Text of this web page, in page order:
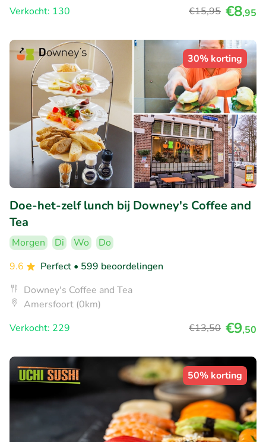
Verkocht: 130
€15,95 €8,95
30% korting
Doe-het-zelf lunch bij Downey's Coffee and
Tea
Morgen Di Wo
Do
9.6
Perfect • 599 beoordelingen
Downey's Coffee and Tea
Amersfoort (0km)
Verkocht: 229
€13,50 €9,50
50% korting